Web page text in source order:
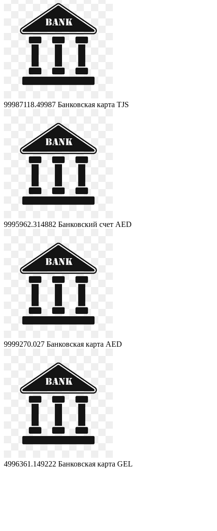
99987118.49987 Банковская карта TJS
9995962.314882 Банковский счет AED
9999270.027 Банковская карта AED
4996361.149222 Банковская карта GEL